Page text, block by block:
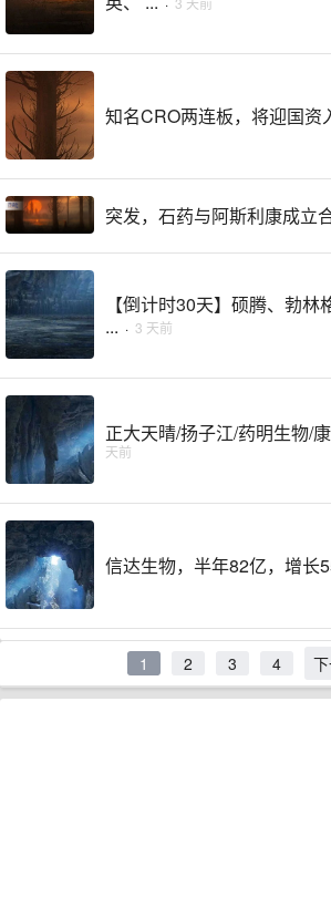
知名CRO两连板，将迎国资
突发，石药与阿斯利康成立
【倒计时30天】硕腾、勃林
... · 3 天前
正大天晴/扬子江/药明生物/
天前
信达生物，半年82亿，增长
1 2 3 4